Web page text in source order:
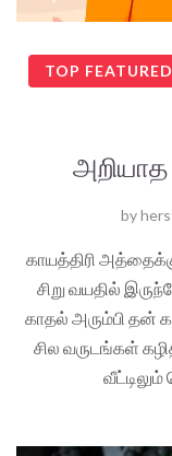
TOP FEATURED
அறியாத
by
காயத்திரி
சிறு வயதில்
காதல் அரும்பி தன்
சில வருடங்கள்